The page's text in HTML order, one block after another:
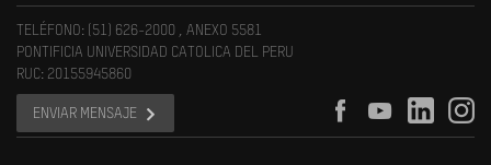
TELÉFONO: (51) 626-2000 , ANEXO 5581
PONTIFICIA UNIVERSIDAD CATOLICA DEL PERU
RUC: 20155945860
ENVIAR MENSAJE